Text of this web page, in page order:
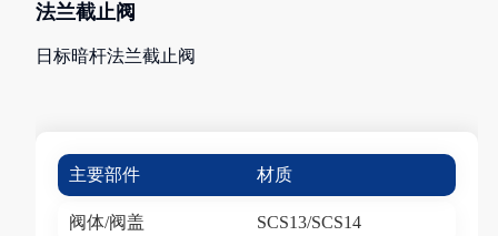
法兰截止阀
日标暗杆法兰截止阀
主要部件 材质
阀体/阀盖 SCS13/SCS14